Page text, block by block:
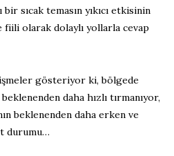
sıcak temasın yıkıcı etkisinin
fiili olarak dolaylı yollarla cevap
gösteriyor ki, bölgede
daha hızlı tırmanıyor,
beklenenden daha erken ve
durumu…